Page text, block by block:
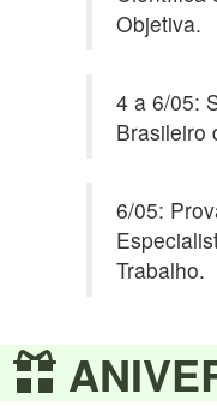
Objetiva.
4 a 6/05:
Brasileiro
6/05:
Trabalho.